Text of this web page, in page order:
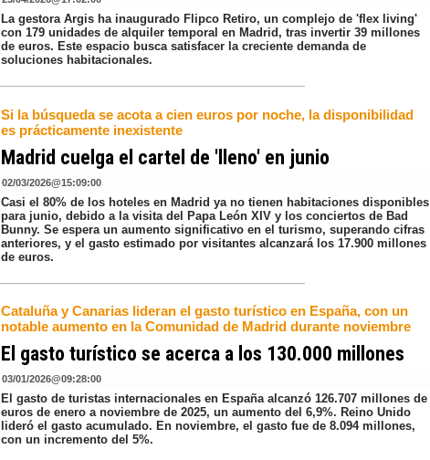
La gestora Argis ha inaugurado Flipco Retiro, un complejo de 'flex living'
con 179 unidades de alquiler temporal en Madrid, tras invertir 39 millones
de euros. Este espacio busca satisfacer la creciente demanda de
soluciones habitacionales.
Si la búsqueda se acota a cien euros por noche, la disponibilidad
es prácticamente inexistente
Madrid cuelga el cartel de 'lleno' en junio
02/03/2026@15:09:00
Casi el 80% de los hoteles en Madrid ya no tienen habitaciones disponibles
para junio, debido a la visita del Papa León XIV y los conciertos de Bad
Bunny. Se espera un aumento significativo en el turismo, superando cifras
anteriores, y el gasto estimado por visitantes alcanzará los 17.900 millones
de euros.
Cataluña y Canarias lideran el gasto turístico en España, con un
notable aumento en la Comunidad de Madrid durante noviembre
El gasto turístico se acerca a los 130.000 millones
03/01/2026@09:28:00
El gasto de turistas internacionales en España alcanzó 126.707 millones de
euros de enero a noviembre de 2025, un aumento del 6,9%. Reino Unido
lideró el gasto acumulado. En noviembre, el gasto fue de 8.094 millones,
con un incremento del 5%.